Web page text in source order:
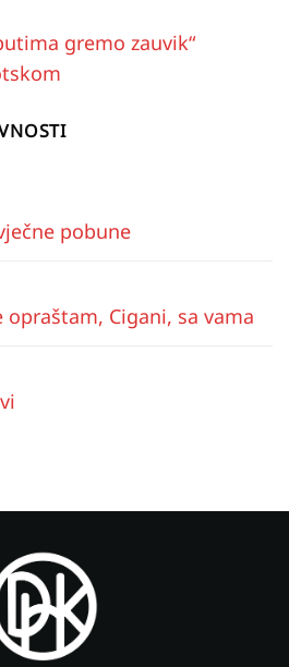
gremo zauvik“
pobune
Cigani, sa vama